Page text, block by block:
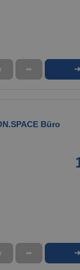
➦ ➜
Büro
➦ ➜